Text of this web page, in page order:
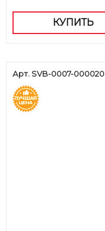
КУПИТЬ
Арт. SVB-0007-000020